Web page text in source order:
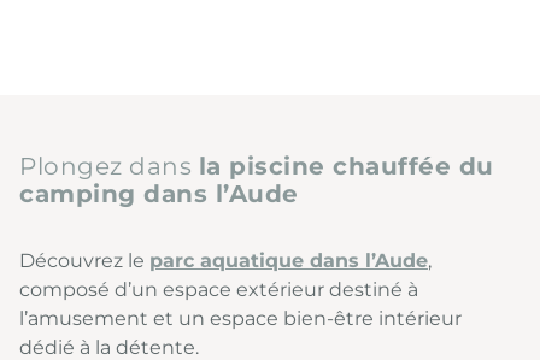
Plongez dans la piscine chauffée du
camping dans l’Aude
Découvrez le parc aquatique dans l’Aude,
composé d’un espace extérieur destiné à
l’amusement et un espace bien-être intérieur
dédié à la détente.